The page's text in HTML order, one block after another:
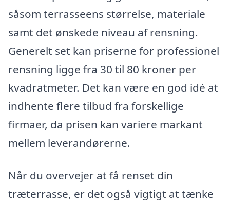
såsom terrasseens størrelse, materiale
samt det ønskede niveau af rensning.
Generelt set kan priserne for professionel
rensning ligge fra 30 til 80 kroner per
kvadratmeter. Det kan være en god idé at
indhente flere tilbud fra forskellige
firmaer, da prisen kan variere markant
mellem leverandørerne.
Når du overvejer at få renset din
træterrasse, er det også vigtigt at tænke